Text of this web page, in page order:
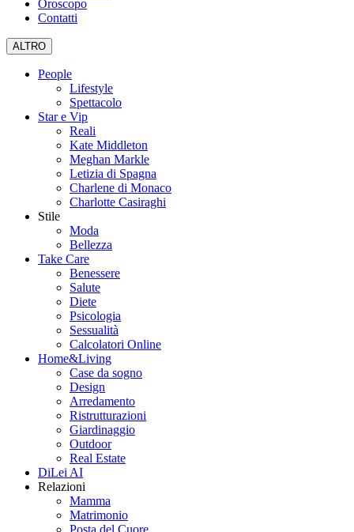
Oroscopo
Contatti
ALTRO
People
Lifestyle
Spettacolo
Star e Vip
Reali
Kate Middleton
Meghan Markle
Letizia di Spagna
Charlene di Monaco
Charlotte Casiraghi
Stile
Moda
Bellezza
Take Care
Benessere
Salute
Diete
Psicologia
Sessualità
Calcolatori Online
Home&Living
Case da sogno
Design
Arredamento
Ristrutturazioni
Giardinaggio
Outdoor
Real Estate
DiLei AI
Relazioni
Mamma
Matrimonio
Posta del Cuore